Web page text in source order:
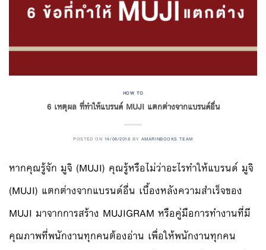
HOW TO
6 เหตุผล ที่ทำให้แบรนด์ MUJI แตกต่างจากแบรนด์อื่น
POSTED ON 14/08/2018 BY AMARINBOOKS TEAM
หากคุณรู้จัก มูจิ (MUJI) คุณรู้หรือไม่ว่าอะไรทำให้แบรนด์ มูจิ
(MUJI) แตกต่างจากแบรนด์อื่น เบื้องหลังความสำเร็จของ
MUJI มาจากการสร้าง MUJIGRAM หรือคู่มือการทำงานที่มี
คุณภาพที่พนักงานทุกคนต้องอ่าน เพื่อให้พนักงานทุกคน